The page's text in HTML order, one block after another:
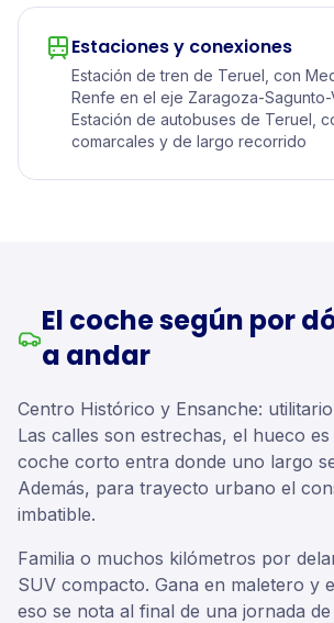
Estaciones y conexiones
Estación de tren de Teruel, con
Renfe en el eje Zaragoza-Sagunto-
Estación de autobuses de Teruel,
comarcales y de largo recorrido
El coche según por
a andar
Centro Histórico y Ensanche:
Las calles son estrechas, el hueco
coche corto entra donde uno largo
Además, para trayecto urbano el
imbatible.
Familia o muchos kilómetros por
SUV compacto. Gana en maletero y
eso se nota al final de una jornada